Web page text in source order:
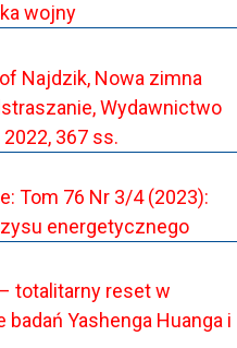
wojny
Najdzik, Nowa zimna
Wydawnictwo
367 ss.
Tom 76 Nr 3/4 (2023):
energetycznego
totalitarny reset w
Yashenga Huanga i